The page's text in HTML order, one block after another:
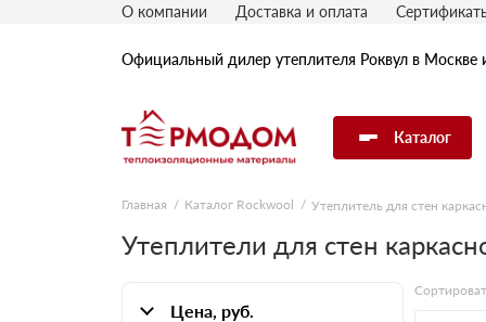
Официальный дилер утеплителя Роквул в Москве
Каталог
Утеплитель Rockwool
Утеплитель Технониколь
О компании Доставка и оплата
Главная Каталог Rockwool Утеплитель для стен
Утеплители для стен
Цена, руб.